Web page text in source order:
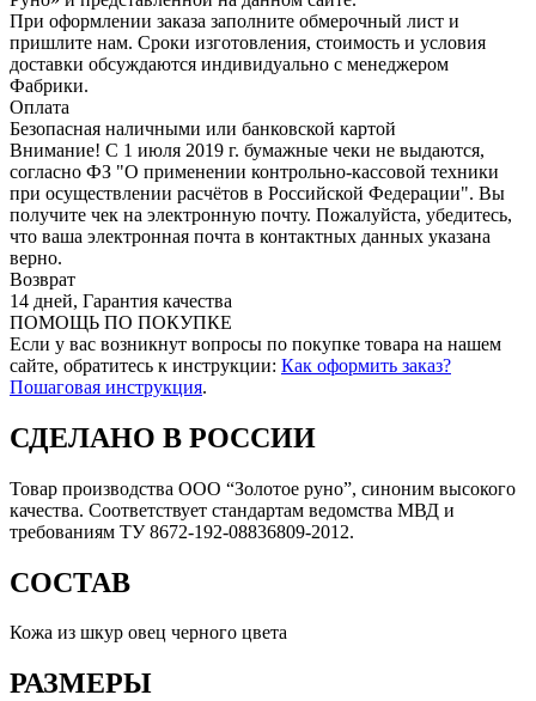
При оформлении заказа заполните обмерочный лист и
пришлите нам. Сроки изготовления, стоимость и условия
доставки обсуждаются индивидуально с менеджером
Фабрики.
Оплата
Безопасная наличными или банковской картой
Внимание! С 1 июля 2019 г. бумажные чеки не выдаются,
согласно ФЗ "О применении контрольно-кассовой техники
при осуществлении расчётов в Российской Федерации". Вы
получите чек на электронную почту. Пожалуйста, убедитесь,
что ваша электронная почта в контактных данных указана
верно.
Возврат
14 дней, Гарантия качества
ПОМОЩЬ ПО ПОКУПКЕ
Если у вас возникнут вопросы по покупке товара на нашем
сайте, обратитесь к инструкции: Как оформить заказ?
Пошаговая инструкция.
СДЕЛАНО В РОССИИ
Товар производства ООО “Золотое руно”, синоним высокого
качества. Соответствует стандартам ведомства МВД и
требованиям ТУ 8672-192-08836809-2012.
СОСТАВ
Кожа из шкур овец черного цвета
РАЗМЕРЫ